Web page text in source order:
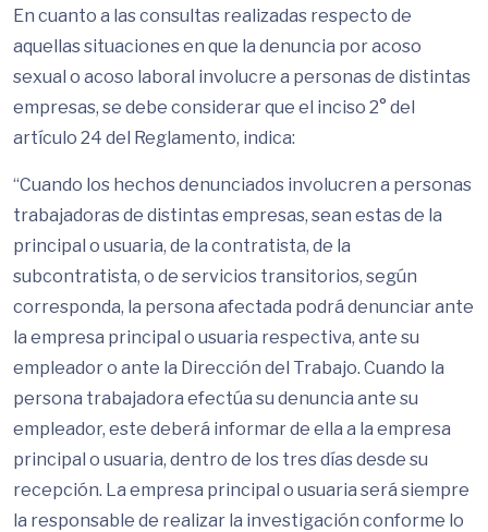
En cuanto a las consultas realizadas respecto de
aquellas situaciones en que la denuncia por acoso
sexual o acoso laboral involucre a personas de distintas
empresas, se debe considerar que el inciso 2° del
artículo 24 del Reglamento, indica:
“Cuando los hechos denunciados involucren a personas
trabajadoras de distintas empresas, sean estas de la
principal o usuaria, de la contratista, de la
subcontratista, o de servicios transitorios, según
corresponda, la persona afectada podrá denunciar ante
la empresa principal o usuaria respectiva, ante su
empleador o ante la Dirección del Trabajo. Cuando la
persona trabajadora efectúa su denuncia ante su
empleador, este deberá informar de ella a la empresa
principal o usuaria, dentro de los tres días desde su
recepción. La empresa principal o usuaria será siempre
la responsable de realizar la investigación conforme lo